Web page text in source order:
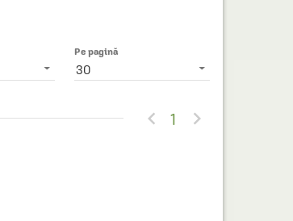
Pe pagină
30
 1 